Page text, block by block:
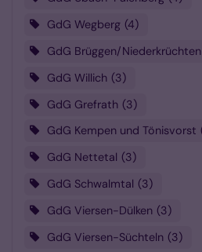
GdG Wegberg 4
GdG Brüggen/Niederkrüchten
GdG Willich 3
GdG Grefrath 3
GdG Kempen und Tönisvorst
GdG Nettetal 3
GdG Schwalmtal 3
GdG Viersen-Dülken 3
GdG Viersen-Süchteln 3